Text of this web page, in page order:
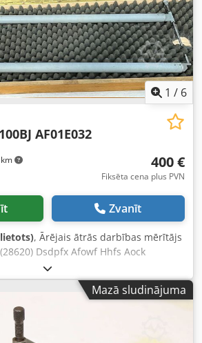
1 / 6
AF01E032
400 €
Fiksēta cena plus PVN
Zvanīt
, Ārējais ātrās darbības mērītājs
Dsdpfx Afowf Hhfs Aock
Odistest OD60100BJ AF01E032
0-100 mm Mērstieņa garums: 530
Mazā sludinājuma